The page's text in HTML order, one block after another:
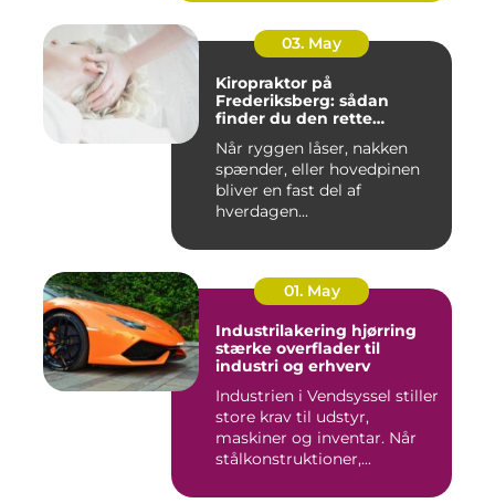
03. May
Kiropraktor på
Frederiksberg: sådan
finder du den rette
Når ryggen låser, nakken
spænder, eller hovedpinen
bliver en fast del af
hverdagen...
01. May
Industrilakering hjørring
stærke overflader til
industri og erhverv
Industrien i Vendsyssel stiller
store krav til udstyr,
maskiner og inventar. Når
stålkonstruktioner,...